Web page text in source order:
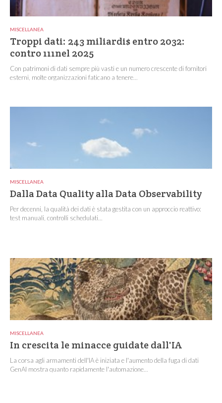
MISCELLANEA
Troppi dati: 243 miliardi$ entro 2032:
contro 111nel 2025
Con patrimoni di dati sempre più vasti e un numero crescente di fornitori
esterni, molte organizzazioni faticano a tenere...
MISCELLANEA
Dalla Data Quality alla Data Observability
Per decenni, la qualità dei dati è stata gestita con un approccio reattivo:
test manuali, controlli schedulati...
MISCELLANEA
In crescita le minacce guidate dall'IA
La corsa agli armamenti dell'IA è iniziata e l'aumento della fuga di dati
GenAI mostra quanto rapidamente l'automazione...